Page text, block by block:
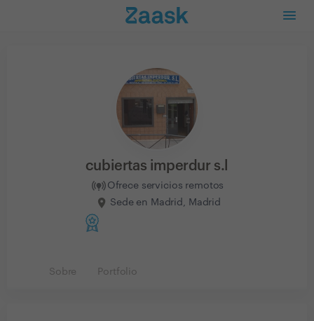
cubiertas imperdur s.l
Ofrece servicios remotos
Sede en Madrid, Madrid
Sobre Portfolio